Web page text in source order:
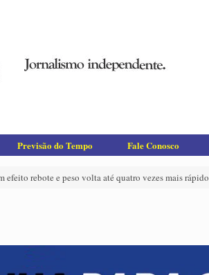
Previsão do Tempo Fale Conosco
efeito rebote e peso volta até quatro vezes mais rápido